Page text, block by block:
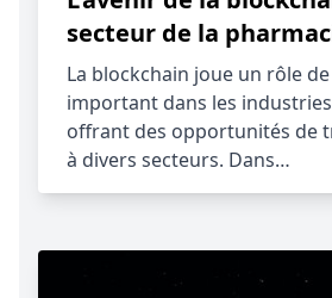
secteur de la
La blockchain joue un rôle
important dans les
offrant des opportunités de
à divers secteurs. Dans…